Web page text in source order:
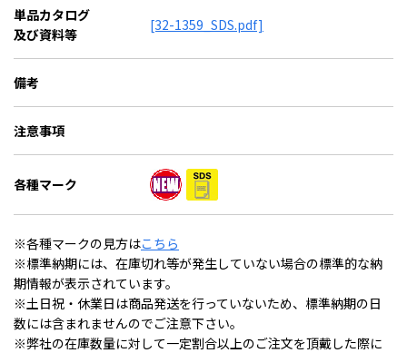
単品カタログ
及び資料等
[32-1359_SDS.pdf]
備考
注意事項
各種マーク
※各種マークの見方はこちら
※標準納期には、在庫切れ等が発生していない場合の標準的な納
期情報が表示されています。
※土日祝・休業日は商品発送を行っていないため、標準納期の日
数には含まれませんのでご注意下さい。
※弊社の在庫数量に対して一定割合以上のご注文を頂戴した際に